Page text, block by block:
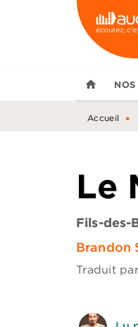
MENU
home
Accueil •
Le
Fils-des-
Brandon
Traduit par